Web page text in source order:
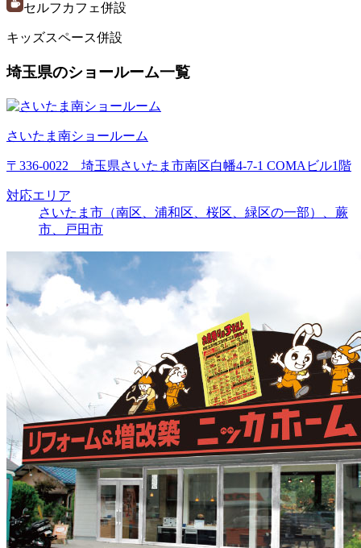
セルフカフェ併設
キッズスペース併設
埼玉県のショールーム一覧
さいたま南ショールーム
〒336-0022 埼玉県さいたま市南区白幡4-7-1 COMAビル1階
対応エリア
さいたま市（南区、浦和区、桜区、緑区の一部）、蕨
市、戸田市